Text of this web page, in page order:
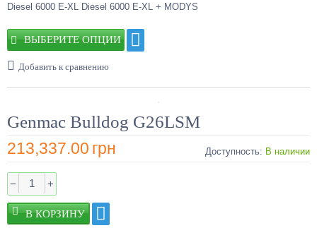
Diesel 6000 E-XL Diesel 6000 E-XL + MODYS
ВЫБЕРИТЕ ОПЦИИ
Добавить к сравнению
Genmac Bulldog G26LSM
213,337.00 грн Доступность: В наличии
− +